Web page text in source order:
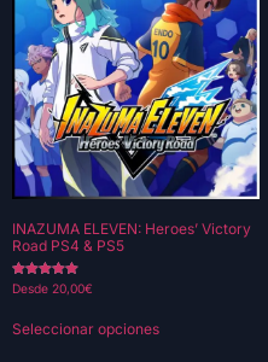
INAZUMA ELEVEN: Heroes’ Victory
Road PS4 & PS5
Valorado con
5.00
Desde 20,00€
Seleccionar opciones